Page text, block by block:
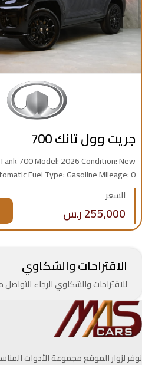
جريت وول تانك 700
Condition: New
Mileage: 0
Available Price: 255,000 SAR
السعر
255,000 ر.س
الاقتراحات والشكاوي
للاقتراحات والشكاوي الرجاء
نوفر لزوار الموقع مجموعة الأدوات